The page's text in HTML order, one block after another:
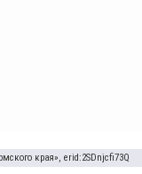
края», erid:2SDnjcfi73Q